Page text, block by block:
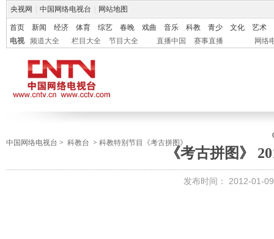
央视网 中国网络电视台 网站地图
首页 新闻 经济 体育 综艺 春晚 戏曲 音乐 科教 青少 文化
艺术
电视
频道大全 栏目大全 节目大全 直播中国 赛事直播 网络
中国网络电视台 > 科教台 > 科教特别节目《考古拼图》
《考古拼图》
发布时间： 2012-01-